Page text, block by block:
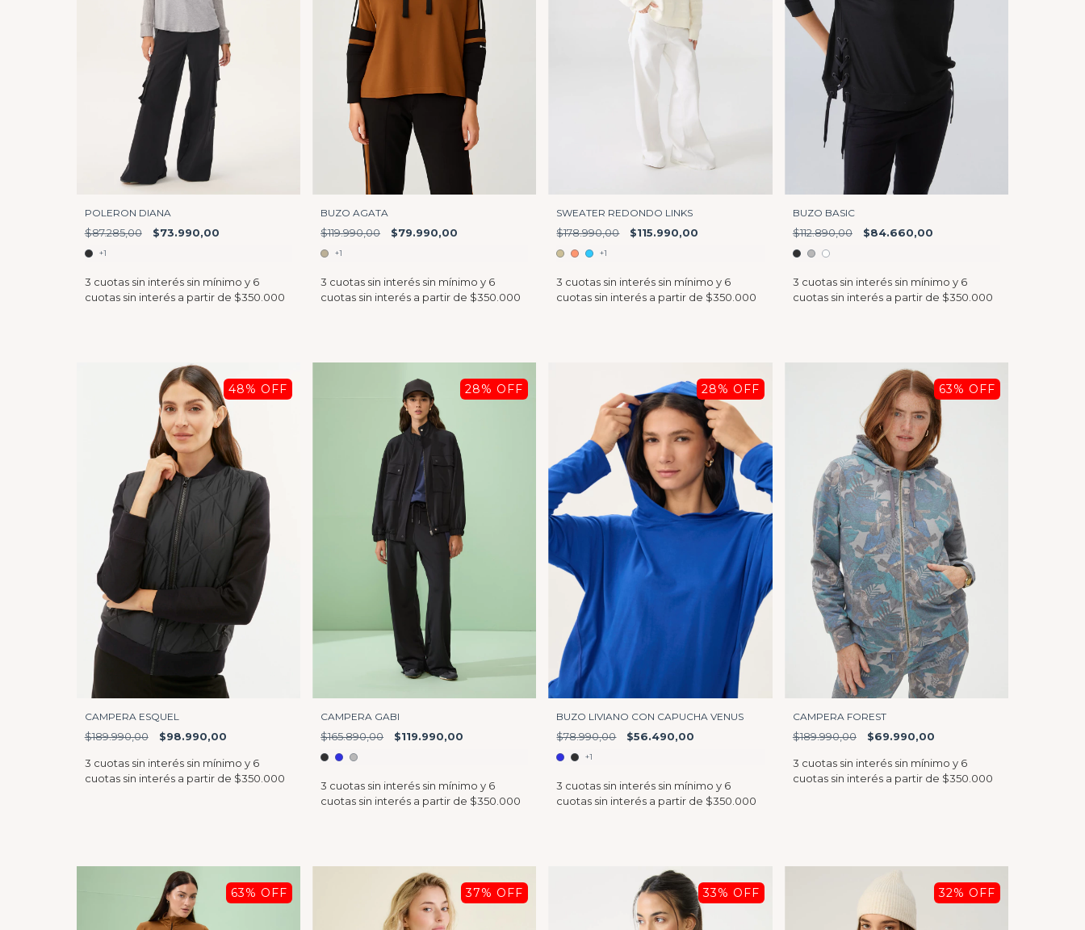
POLERON DIANA
$87.285,00 $73.990,00
+1
BUZO AGATA
$119.990,00 $79.990,00
+1
SWEATER REDONDO LINKS
$178.990,00 $115.990,00
+1
BUZO BASIC
$112.890,00 $84.660,00
48% OFF
CAMPERA ESQUEL
$189.990,00 $98.990,00
28% OFF
CAMPERA GABI
$165.890,00 $119.990,00
28% OFF
BUZO LIVIANO CON CAPUCHA VENUS
$78.990,00 $56.490,00
+1
63% OFF
CAMPERA FOREST
$189.990,00 $69.990,00
63% OFF 37% OFF 33% OFF 32% OFF